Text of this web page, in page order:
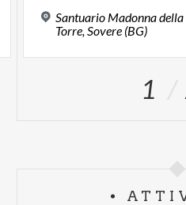
Santuario Madonna
Torre, Sovere (BG)
1